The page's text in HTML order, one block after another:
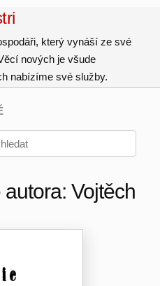
který vynáší ze své
nových je všude
nabízíme své služby.
Vojtěch